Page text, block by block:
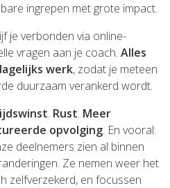
ingrepen met grote impact.
je verbonden via online-
vragen aan je coach. Alles
werk, zodat je meteen
duurzaam verankerd wordt.
. Rust. Meer
opvolging. En vooral:
deelnemers zien al binnen
Ze nemen weer het
zelfverzekerd, en focussen